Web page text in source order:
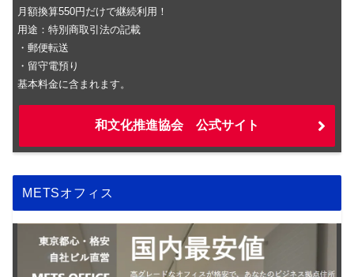
月額換算550円だけで継続利用！
用途：特別商取引法の記載
・郵便転送
・留守電預り
基本料金に含まれます。
和文化推進協会 公式サイト
METSオフィス